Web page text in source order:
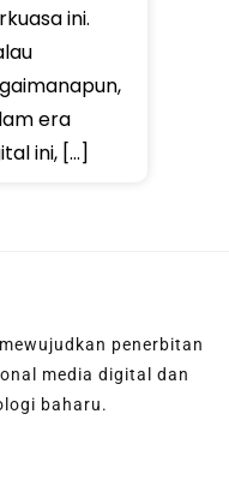
ini.
era
ini, […]
penerbitan
media digital dan
baharu.